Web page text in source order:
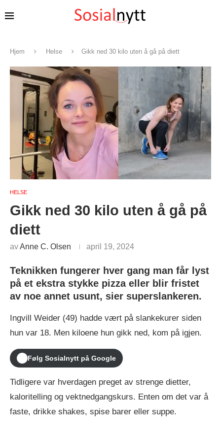
Hjem Helse Gikk ned 30 kilo uten å gå på diett
HELSE
Gikk ned 30 kilo uten å gå på
diett
avAnne C. Olsen april 19, 2024
Teknikken fungerer hver gang man får lyst
på et ekstra stykke pizza eller blir fristet
av noe annet usunt, sier superslankeren.
Ingvill Weider (49) hadde vært på slankekurer siden
hun var 18. Men kiloene hun gikk ned, kom på igjen.
Følg Sosialnytt på Google
Tidligere var hverdagen preget av strenge dietter,
kaloritelling og vektnedgangskurs. Enten om det var å
faste, drikke shakes, spise barer eller suppe.